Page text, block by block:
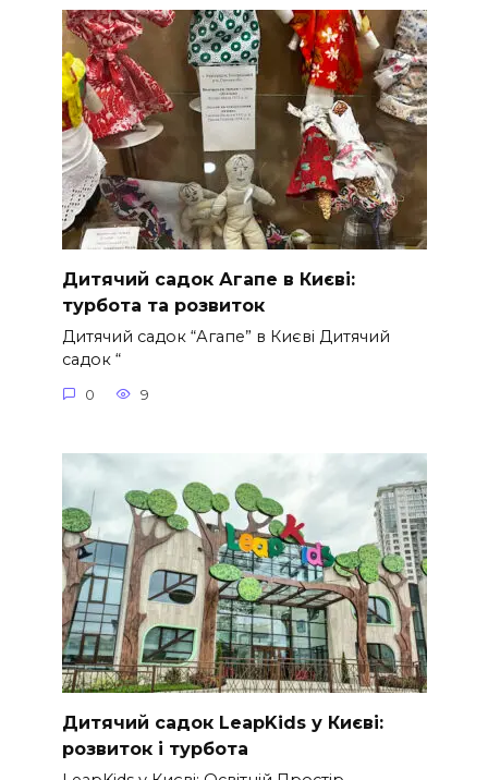
Дитячий садок Агапе в Києві:
турбота та розвиток
Дитячий садок “Агапе” в Києві Дитячий
садок “
0 9
Дитячий садок LeapKids у Києві:
розвиток і турбота